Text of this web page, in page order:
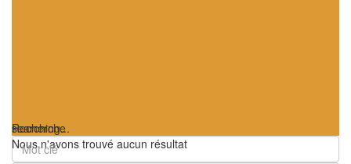
searching...
Nous n'avons trouvé aucun résultat
Recherche